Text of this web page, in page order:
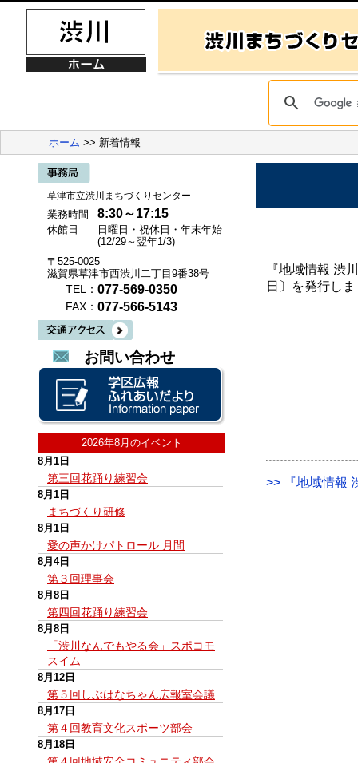
ホーム >> 新着情報
草津市立渋川まちづくりセンター
業務時間 8:30～17:15
休館日
日曜日・祝休日・年末年始
(12/29～翌年1/3)
〒525-0025
滋賀県草津市西渋川二丁目9番38号
TEL： 077-569-0350
FAX： 077-566-5143
お問い合わせ
2026年8月のイベント
8月1日
第三回花踊り練習会
8月1日
まちづくり研修
8月1日
愛の声かけパトロール 月間
8月4日
第３回理事会
8月8日
第四回花踊り練習会
8月8日
「渋川なんでもやる会」スポコモ
スイム
8月12日
第５回しぶはなちゃん広報室会議
8月17日
第４回教育文化スポーツ部会
8月18日
『地域情報 渋
日〕を発行し
>> 『地域情報